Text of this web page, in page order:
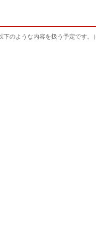
のような内容を扱う予定です。）